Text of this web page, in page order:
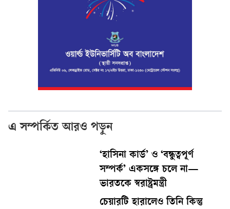
এ সম্পর্কিত আরও পড়ুন
‘হাসিনা কার্ড’ ও ‘বন্ধুত্বপূর্ণ
সম্পর্ক’ একসঙ্গে চলে না—
ভারতকে স্বরাষ্ট্রমন্ত্রী
চেয়ারটি হারালেও তিনি কিন্তু